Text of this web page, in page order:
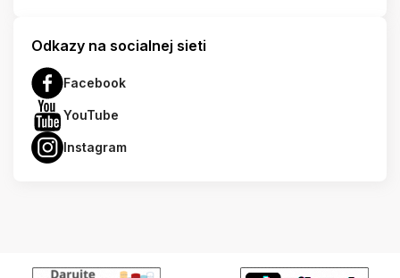
Odkazy na socialnej sieti
Facebook
YouTube
Instagram